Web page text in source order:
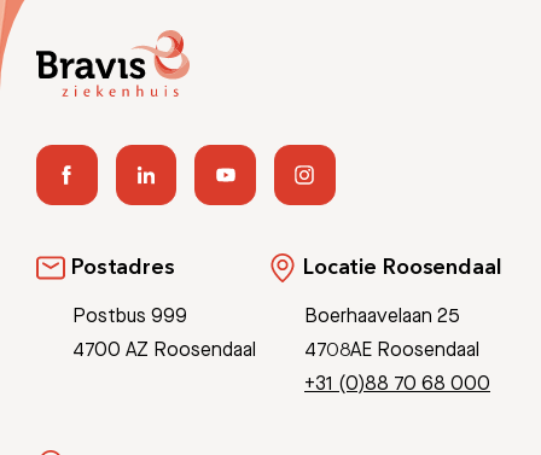
Postadres
Postbus 999
4700 AZ Roosendaal
Locatie Roosendaal
Boerhaavelaan 25
4708AE Roosendaal
+31 (0)88 70 68 000